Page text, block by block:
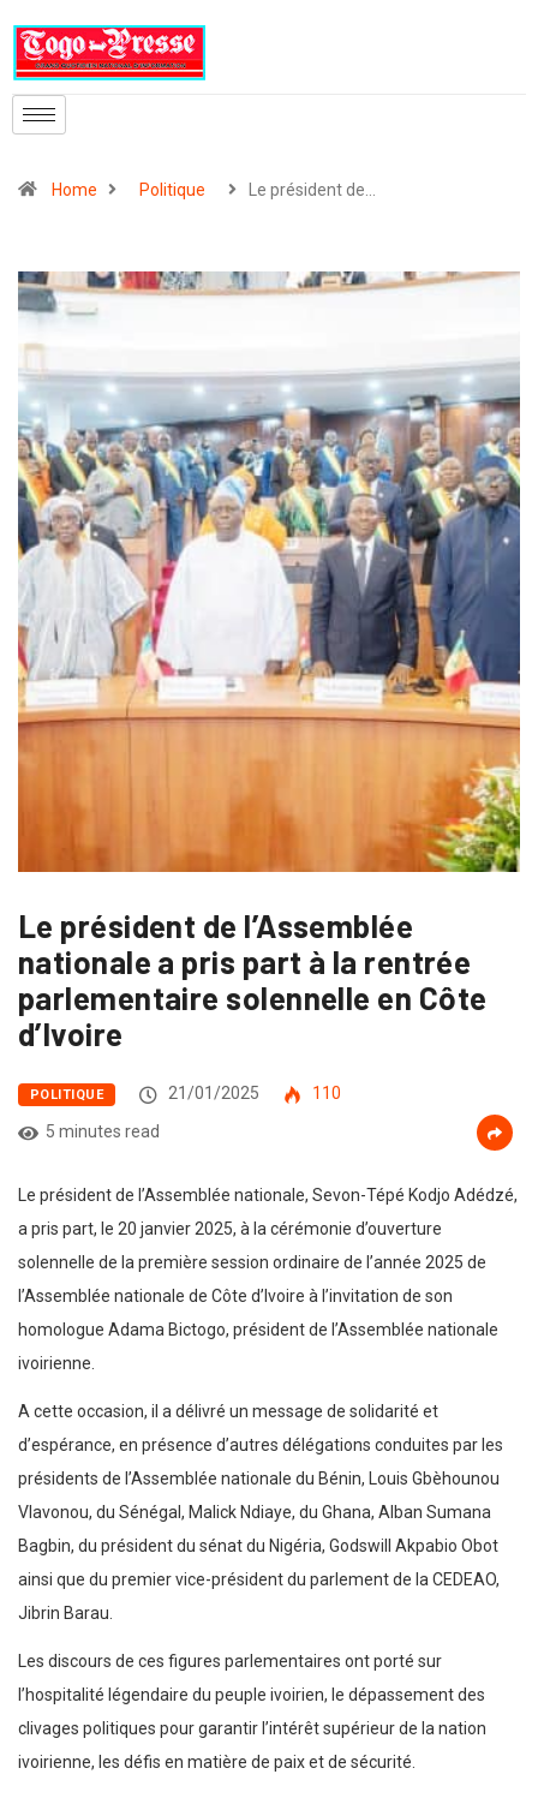
Home Politique Le président de…
Le président de l’Assemblée
nationale a pris part à la rentrée
parlementaire solennelle en Côte
d’Ivoire
POLITIQUE 21/01/2025
110
5 minutes read
Le président de l’Assemblée nationale, Sevon-Tépé Kodjo Adédzé,
a pris part, le 20 janvier 2025, à la cérémonie d’ouverture
solennelle de la première session ordinaire de l’année 2025 de
l’Assemblée nationale de Côte d’Ivoire à l’invitation de son
homologue Adama Bictogo, président de l’Assemblée nationale
ivoirienne.
A cette occasion, il a délivré un message de solidarité et
d’espérance, en présence d’autres délégations conduites par les
présidents de l’Assemblée nationale du Bénin, Louis Gbèhounou
Vlavonou, du Sénégal, Malick Ndiaye, du Ghana, Alban Sumana
Bagbin, du président du sénat du Nigéria, Godswill Akpabio Obot
ainsi que du premier vice-président du parlement de la CEDEAO,
Jibrin Barau.
Les discours de ces figures parlementaires ont porté sur
l’hospitalité légendaire du peuple ivoirien, le dépassement des
clivages politiques pour garantir l’intérêt supérieur de la nation
ivoirienne, les défis en matière de paix et de sécurité.